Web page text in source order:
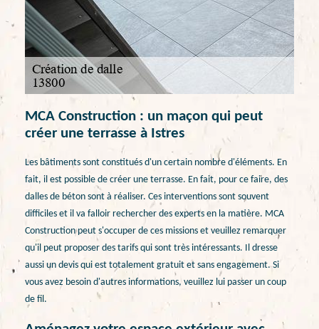
MCA Construction : un maçon qui peut
créer une terrasse à Istres
Les bâtiments sont constitués d'un certain nombre d'éléments. En
fait, il est possible de créer une terrasse. En fait, pour ce faire, des
dalles de béton sont à réaliser. Ces interventions sont souvent
difficiles et il va falloir rechercher des experts en la matière. MCA
Construction peut s'occuper de ces missions et veuillez remarquer
qu'il peut proposer des tarifs qui sont très intéressants. Il dresse
aussi un devis qui est totalement gratuit et sans engagement. Si
vous avez besoin d'autres informations, veuillez lui passer un coup
de fil.